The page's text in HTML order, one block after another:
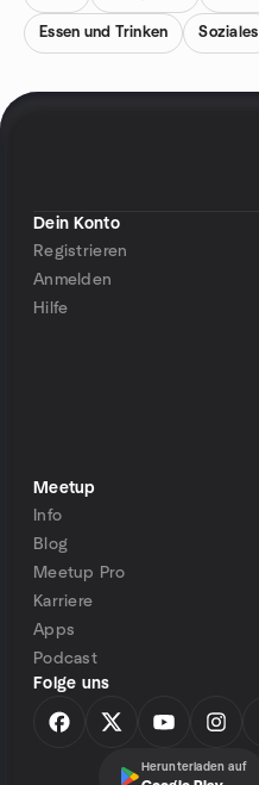
Essen und Trinken Soziales
Dein Konto
Registrieren
Anmelden
Hilfe
Meetup
Info
Blog
Meetup Pro
Karriere
Apps
Podcast
Folge uns
Herunterladen auf